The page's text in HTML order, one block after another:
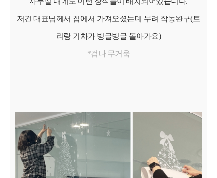
저건 대표님께서 집에서 가져오셨는데 무려 작동완구(트
리랑 기차가 빙글빙글 돌아가요)
*겁나 무거움